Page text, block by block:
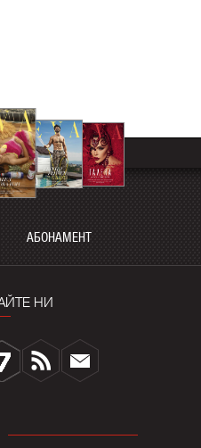
АБОНАМЕНТ
НИ